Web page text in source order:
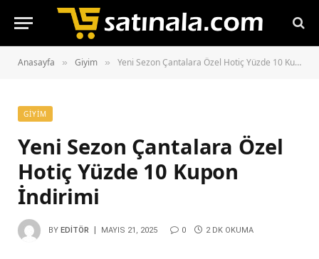
Anasayfa » Giyim » Yeni Sezon Çantalara Özel Hotiç Yüzde 10 Kupon İndirimi
GIYIM
Yeni Sezon Çantalara Özel
Hotiç Yüzde 10 Kupon
İndirimi
BY EDITÖR MAYIS 21, 2025 0 2 DK OKUMA